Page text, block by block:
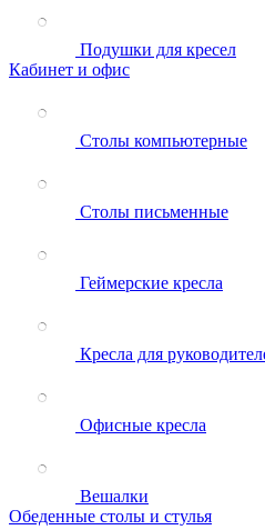
Подушки для кресел
Кабинет и офис
Столы компьютерные
Столы письменные
Геймерские кресла
Кресла для
Офисные кресла
Вешалки
Обеденные столы и стулья